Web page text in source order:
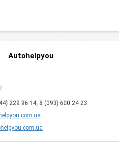
Autohelpyou
229 96 14, 8 (093) 600 24 23